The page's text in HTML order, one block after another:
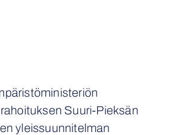
Suuri-Pieksän
yleissuunnitelman